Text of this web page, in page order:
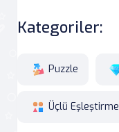
Kategoriler:
Puzzle
Üçlü Eşleştirme